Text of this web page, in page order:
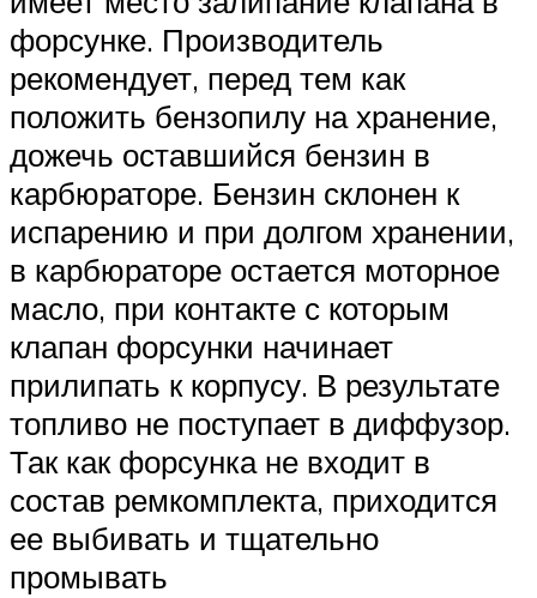
форсунке. Производитель
рекомендует, перед тем как
положить бензопилу на хранение,
дожечь оставшийся бензин в
карбюраторе. Бензин склонен к
испарению и при долгом хранении,
в карбюраторе остается моторное
масло, при контакте с которым
клапан форсунки начинает
прилипать к корпусу. В результате
топливо не поступает в диффузор.
Так как форсунка не входит в
состав ремкомплекта, приходится
ее выбивать и тщательно
промывать